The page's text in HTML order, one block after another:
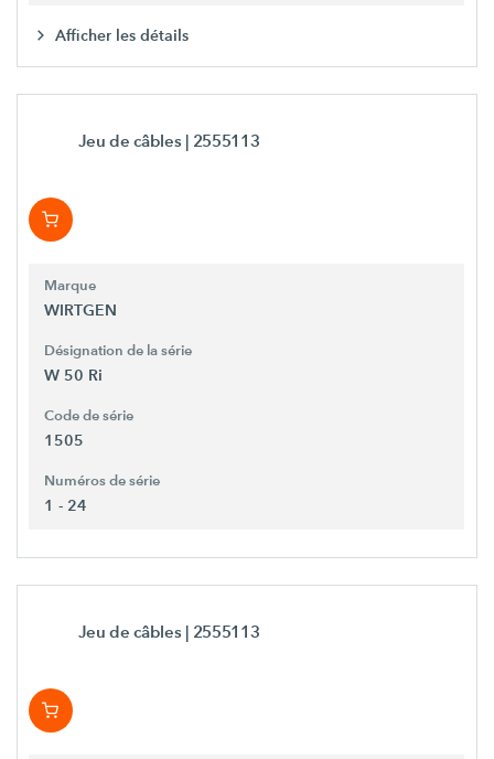
Afficher les détails
Jeu de câbles | 2555113
Marque
WIRTGEN
Désignation de la série
W 50 Ri
Code de série
1505
Numéros de série
1 - 24
Jeu de câbles | 2555113